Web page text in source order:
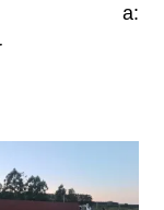
a: